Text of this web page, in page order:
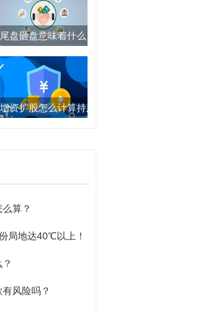
续缩量上涨说明什么？
尾盘砸盘意味着什么？尾盘砸盘是好事还是坏事？
算率多久调整一次？
增资扩股怎么计算持股比例？增资扩股和股权转让
算？
以减免吗？
局地达40℃以上！
吗？
什么区别？
风险吗？